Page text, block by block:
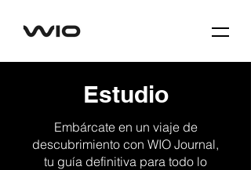
Estudio
Embárcate en un viaje de
descubrimiento con WIO Journal,
tu guía definitiva para todo lo